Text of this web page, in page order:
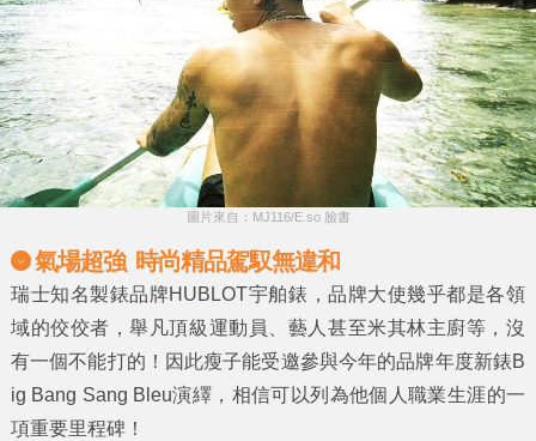
圖片來自：MJ116/E.so 臉書
氣場超強 時尚精品駕馭無違和
瑞士知名製錶品牌HUBLOT宇舶錶，品牌大使幾乎都是各領
域的佼佼者，舉凡頂級運動員、藝人甚至米其林主廚等，沒
有一個不能打的！因此瘦子能受邀參與今年的品牌年度新錶B
ig Bang Sang Bleu演繹，相信可以列為他個人職業生涯的一
項重要里程碑！